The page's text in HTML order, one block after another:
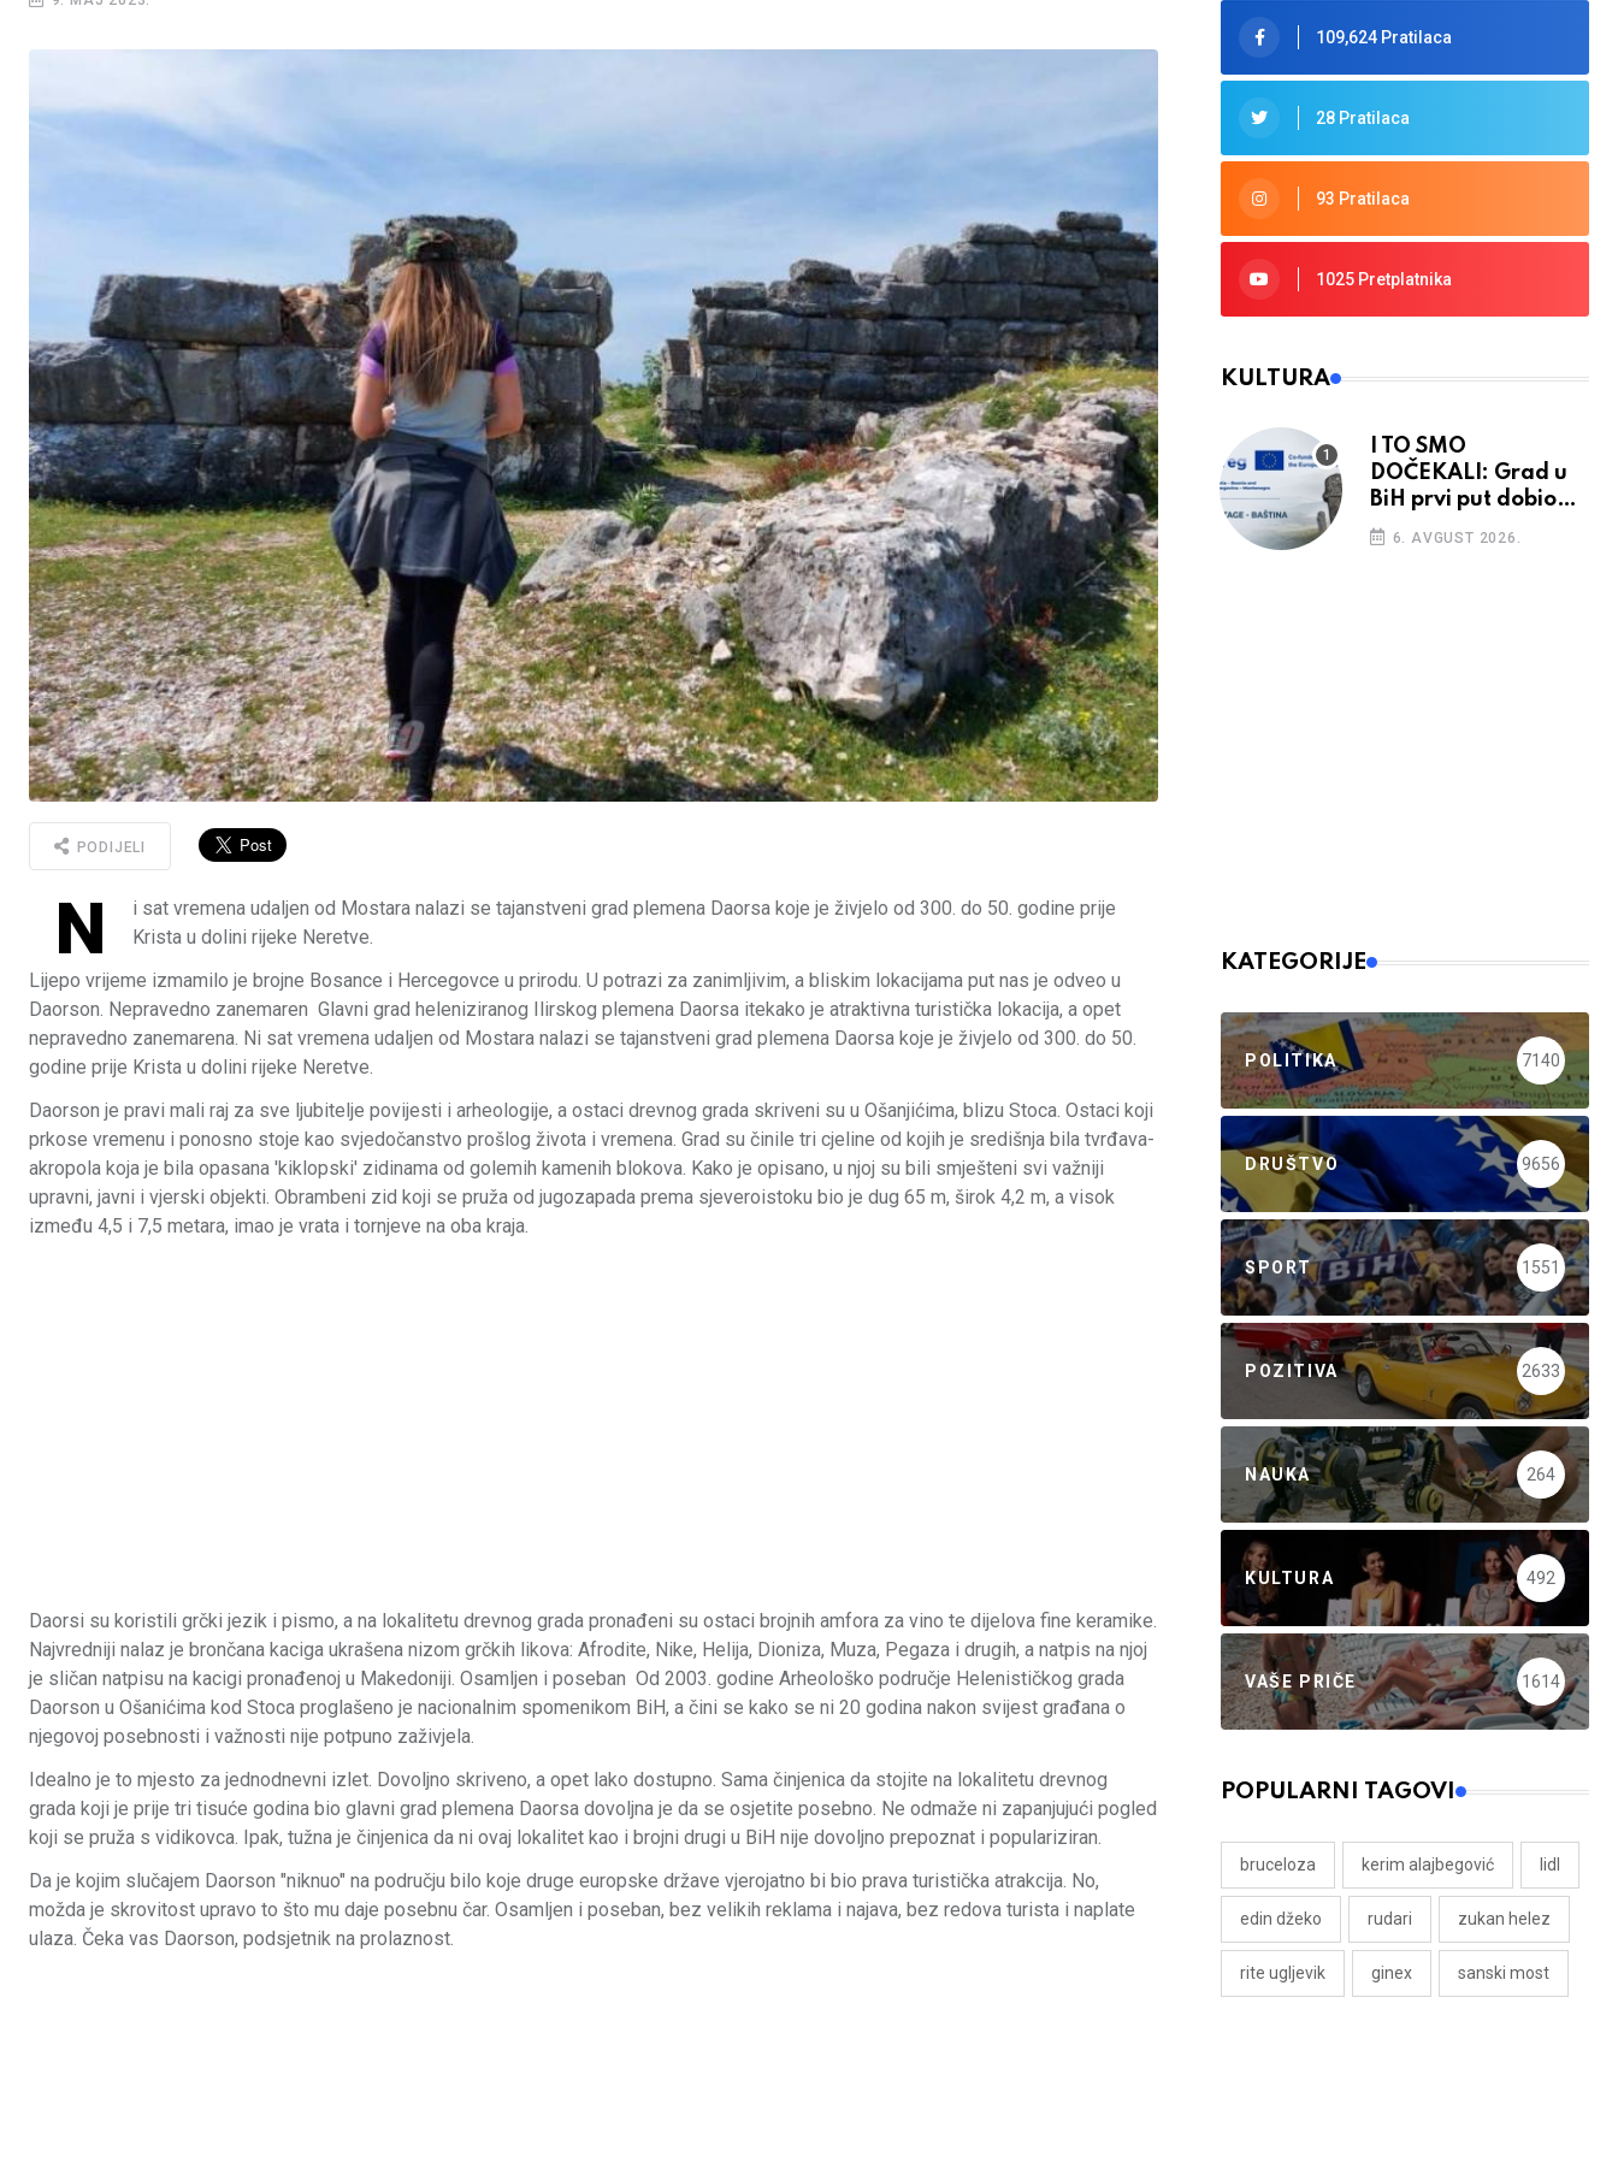
PODIJELI
N
i sat vremena udaljen od Mostara nalazi se tajanstveni grad plemena Daorsa koje je živjelo od 300. do 50. godine prije
Krista u dolini rijeke Neretve.
Lijepo vrijeme izmamilo je brojne Bosance i Hercegovce u prirodu. U potrazi za zanimljivim, a bliskim lokacijama put nas je odveo u
Daorson. Nepravedno zanemaren Glavni grad heleniziranog Ilirskog plemena Daorsa itekako je atraktivna turistička lokacija, a opet
nepravedno zanemarena. Ni sat vremena udaljen od Mostara nalazi se tajanstveni grad plemena Daorsa koje je živjelo od 300. do 50.
godine prije Krista u dolini rijeke Neretve.
Daorson je pravi mali raj za sve ljubitelje povijesti i arheologije, a ostaci drevnog grada skriveni su u Ošanjićima, blizu Stoca. Ostaci koji
prkose vremenu i ponosno stoje kao svjedočanstvo prošlog života i vremena. Grad su činile tri cjeline od kojih je središnja bila tvrđava-
akropola koja je bila opasana 'kiklopski' zidinama od golemih kamenih blokova. Kako je opisano, u njoj su bili smješteni svi važniji
upravni, javni i vjerski objekti. Obrambeni zid koji se pruža od jugozapada prema sjeveroistoku bio je dug 65 m, širok 4,2 m, a visok
između 4,5 i 7,5 metara, imao je vrata i tornjeve na oba kraja.
Daorsi su koristili grčki jezik i pismo, a na lokalitetu drevnog grada pronađeni su ostaci brojnih amfora za vino te dijelova fine keramike.
Najvredniji nalaz je brončana kaciga ukrašena nizom grčkih likova: Afrodite, Nike, Helija, Dioniza, Muza, Pegaza i drugih, a natpis na njoj
je sličan natpisu na kacigi pronađenoj u Makedoniji. Osamljen i poseban Od 2003. godine Arheološko područje Helenističkog grada
Daorson u Ošanićima kod Stoca proglašeno je nacionalnim spomenikom BiH, a čini se kako se ni 20 godina nakon svijest građana o
njegovoj posebnosti i važnosti nije potpuno zaživjela.
Idealno je to mjesto za jednodnevni izlet. Dovoljno skriveno, a opet lako dostupno. Sama činjenica da stojite na lokalitetu drevnog
grada koji je prije tri tisuće godina bio glavni grad plemena Daorsa dovoljna je da se osjetite posebno. Ne odmaže ni zapanjujući pogled
koji se pruža s vidikovca. Ipak, tužna je činjenica da ni ovaj lokalitet kao i brojni drugi u BiH nije dovoljno prepoznat i populariziran.
Da je kojim slučajem Daorson "niknuo" na području bilo koje druge europske države vjerojatno bi bio prava turistička atrakcija. No,
možda je skrovitost upravo to što mu daje posebnu čar. Osamljen i poseban, bez velikih reklama i najava, bez redova turista i naplate
ulaza. Čeka vas Daorson, podsjetnik na prolaznost.
109,624 Pratilaca
28 Pratilaca
93 Pratilaca
1025 Pretplatnika
KULTURA
I TO SMO
DOČEKALI: Grad u
BiH prvi put dobio
sredstva EU
6. AVGUST 2026.
KATEGORIJE
POLITIKA 7140
DRUŠTVO 9656
SPORT 1551
POZITIVA 2633
NAUKA 264
KULTURA 492
VAŠE PRIČE 1614
POPULARNI TAGOVI
bruceloza kerim alajbegović lidl
edin džeko rudari zukan helez
rite ugljevik ginex sanski most